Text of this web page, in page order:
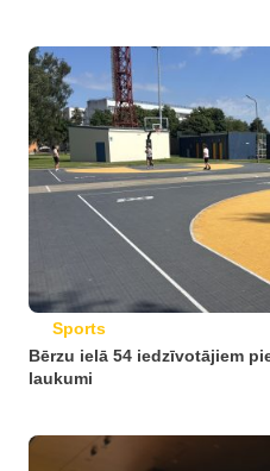
Sports
Bērzu ielā 54 iedzīvotājiem
laukumi